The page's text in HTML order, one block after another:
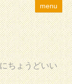
menu
ちょうどいい